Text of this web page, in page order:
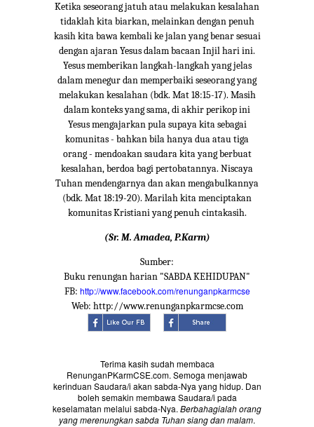
Ketika seseorang jatuh atau melakukan kesalahan
tidaklah kita biarkan, melainkan dengan penuh
kasih kita bawa kembali ke jalan yang benar sesuai
dengan ajaran Yesus dalam bacaan Injil hari ini.
Yesus memberikan langkah-langkah yang jelas
dalam menegur dan memperbaiki seseorang yang
melakukan kesalahan (bdk. Mat 18:15-17). Masih
dalam konteks yang sama, di akhir perikop ini
Yesus mengajarkan pula supaya kita sebagai
komunitas - bahkan bila hanya dua atau tiga
orang - mendoakan saudara kita yang berbuat
kesalahan, berdoa bagi pertobatannya. Niscaya
Tuhan mendengarnya dan akan mengabulkannya
(bdk. Mat 18:19-20). Marilah kita menciptakan
komunitas Kristiani yang penuh cintakasih.
(Sr. M. Amadea, P.Karm)
Sumber:
Buku renungan harian "SABDA KEHIDUPAN"
FB: http://www.facebook.com/renunganpkarmcse
Web: http://www.renunganpkarmcse.com
Terima kasih sudah membaca
RenunganPKarmCSE.com. Semoga menjawab
kerinduan Saudara/i akan sabda-Nya yang hidup. Dan
boleh semakin membawa Saudara/i pada
keselamatan melalui sabda-Nya. Berbahagialah orang
yang merenungkan sabda Tuhan siang dan malam.